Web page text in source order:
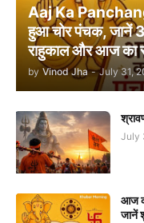
Aaj Ka
हुआ चोर पंचक, जानें
राहुकाल और आज का
by Vinod Jha - July 31,
July
आज
जानें